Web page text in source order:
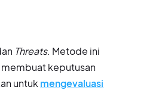
Threats. Metode ini
keputusan
untuk mengevaluasi